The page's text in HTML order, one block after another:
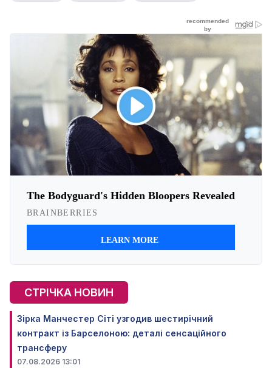
СТРІЧКА НОВИН
Зірка Манчестер Сіті узгодив шестирічний
контракт із Барселоною: деталі сенсаційного
трансферу
07.08.2026 13:01